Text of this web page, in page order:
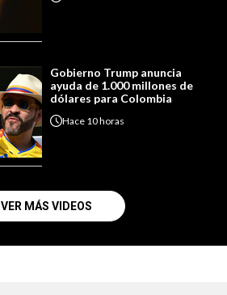
Gobierno Trump anuncia
ayuda de 1.000 millones de
dólares para Colombia
Hace 10 horas
VER MÁS VIDEOS